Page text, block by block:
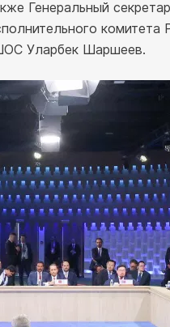
Генеральный
комитета
Уларбек Шаршеев.